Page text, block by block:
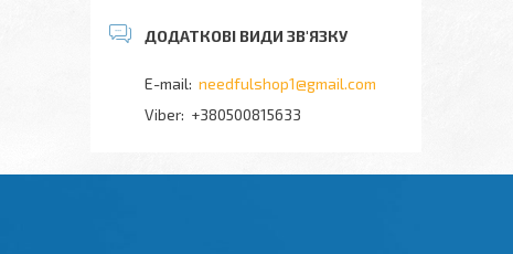
needfulshop1@gmail.com
+380500815633